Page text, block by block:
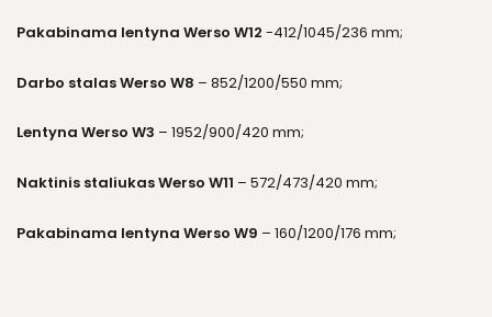
Pakabinama lentyna Werso W12 -412/1045/236 mm;
Darbo stalas Werso W8 – 852/1200/550 mm;
Lentyna Werso W3 – 1952/900/420 mm;
Naktinis staliukas Werso W11 – 572/473/420 mm;
Pakabinama lentyna Werso W9 – 160/1200/176 mm;